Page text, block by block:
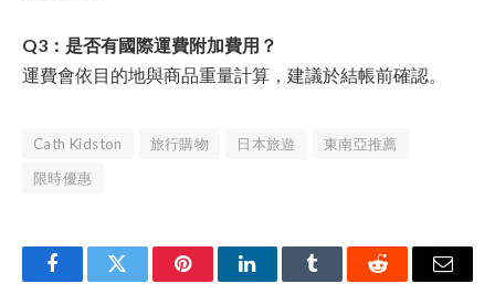
Q3：是否有國際運費附加費用？
運費會依目的地與商品重量計算，建議於結帳前確認。
Cath Kidston 旅行購物 日本旅遊
東南亞推薦
限時優惠
FacebookTwitter PinterestLinkedInTumblr Reddit Email